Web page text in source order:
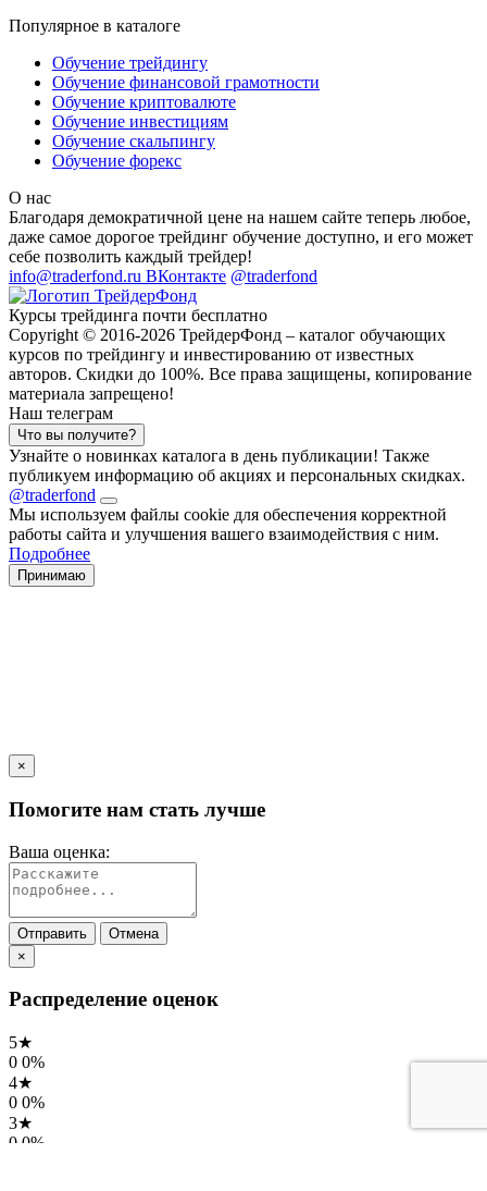
Популярное в каталоге
Обучение трейдингу
Обучение финансовой грамотности
Обучение криптовалюте
Обучение инвестициям
Обучение скальпингу
Обучение форекс
О нас
Благодаря демократичной цене на нашем сайте теперь любое,
даже самое дорогое трейдинг обучение доступно, и его может
себе позволить каждый трейдер!
info@traderfond.ru ВКонтакте @traderfond
Курсы трейдинга почти бесплатно
Copyright © 2016-2026 ТрейдерФонд – каталог обучающих
курсов по трейдингу и инвестированию от известных
авторов. Скидки до 100%. Все права защищены, копирование
материала запрещено!
Наш телеграм
Что вы получите?
Узнайте о новинках каталога в день публикации! Также
публикуем информацию об акциях и персональных скидках.
@traderfond
Мы используем файлы cookie для обеспечения корректной
работы сайта и улучшения вашего взаимодействия с ним.
Подробнее
Принимаю
×
Помогите нам стать лучше
Ваша оценка:
Отправить
Отмена
×
Распределение оценок
5★
0 0%
4★
0 0%
3★
0 0%